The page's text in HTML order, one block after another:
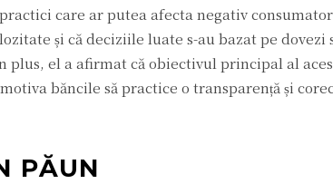
care ar putea afecta negativ
și că deciziile luate s-au bazat pe dovezi
el a afirmat că obiectivul principal al
băncile să practice o transparență și
PĂUN